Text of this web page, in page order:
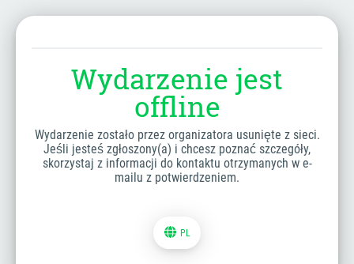
Wydarzenie jest
offline
Wydarzenie zostało przez organizatora usunięte z sieci.
Jeśli jesteś zgłoszony(a) i chcesz poznać szczegóły,
skorzystaj z informacji do kontaktu otrzymanych w e-
mailu z potwierdzeniem.
PL